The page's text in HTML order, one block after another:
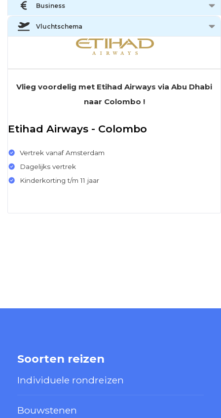
Business
Vluchtschema
Vlieg voordelig met Etihad Airways via Abu Dhabi
naar Colombo !
Etihad Airways - Colombo
Vertrek vanaf Amsterdam
Dagelijks vertrek
Kinderkorting t/m 11 jaar
Soorten reizen
Individuele rondreizen
Bouwstenen